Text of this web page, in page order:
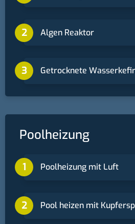
Algen Reaktor
Getrocknete
Poolheizung
Poolheizung mit Luft
Pool heizen mit